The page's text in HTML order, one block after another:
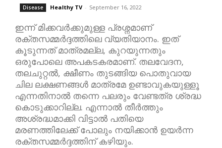
Disease Healthy TV - September 16, 2022
ഇന്ന് മിക്കവർക്കുമുള്ള പ്രശ്നമാണ്
രക്തസമ്മർദ്ദത്തിലെ വ്യതിയാനം. ഇത്
കൂടുന്നത് മാത്രമല്ല, കുറയുന്നതും
ഒരുപോലെ അപകടകരമാണ്. തലവേദന,
തലചുറ്റൽ, ക്ഷീണം തുടങ്ങിയ പൊതുവായ
ചില ലക്ഷണങ്ങൾ മാത്രമേ ഉണ്ടാവുകയുള്ളൂ
എന്നതിനാൽ തന്നെ പലരും വേണ്ടത്ര ശ്രദ്ധ
കൊടുക്കാറില്ല. എന്നാൽ തീർത്തും
അശ്രദ്ധമാക്കി വിട്ടാൽ പതിയെ
മരണത്തിലേക്ക് പോലും നയിക്കാൻ ഉയർന്ന
രക്തസമ്മർദ്ദത്തിന് കഴിയും.